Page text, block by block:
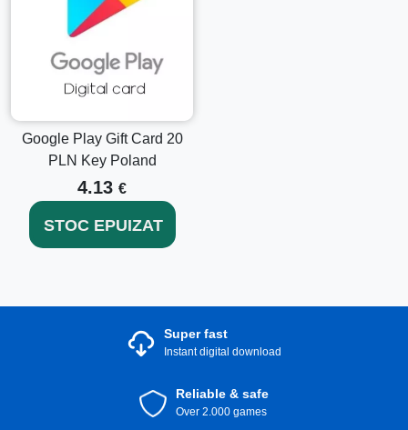
Google Play Gift Card 20
PLN Key Poland
4.13 €
STOC EPUIZAT
Super fast
Instant digital download
Reliable & safe
Over 2.000 games